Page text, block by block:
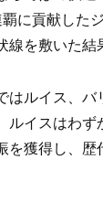
に貢献した
線を敷いた結
ルイス、バ
ルイスはわず
を獲得し、歴